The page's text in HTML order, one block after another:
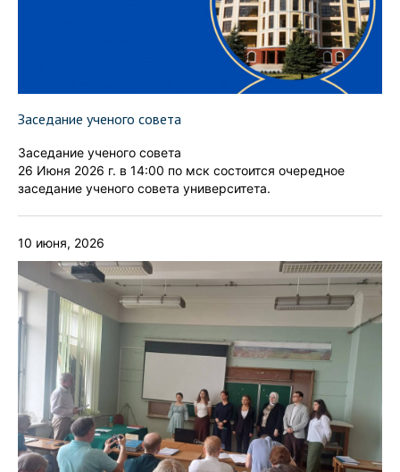
Заседание ученого совета
Заседание ученого совета
26 Июня 2026 г. в 14:00 по мск состоится очередное
заседание ученого совета университета.
10 июня, 2026